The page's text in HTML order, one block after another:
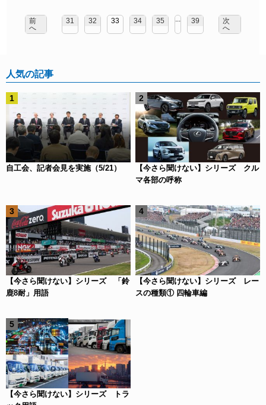
前
へ
31 32 33 34 35 ... 39
次
へ
人気の記事
自工会、記者会見を実施（5/21）
【今さら聞けない】シリーズ クル
マ各部の呼称
【今さら聞けない】シリーズ 「鈴
鹿8耐」用語
【今さら聞けない】シリーズ レー
スの種類① 四輪車編
【今さら聞けない】シリーズ トラ